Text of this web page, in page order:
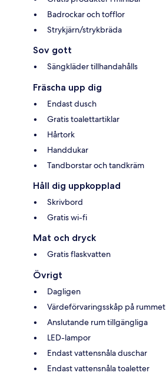
Badrockar och tofflor
Strykjärn/strykbräda
Sov gott
Sängkläder tillhandahålls
Fräscha upp dig
Endast dusch
Gratis toalettartiklar
Hårtork
Handdukar
Tandborstar och tandkräm
Håll dig uppkopplad
Skrivbord
Gratis wi-fi
Mat och dryck
Gratis flaskvatten
Övrigt
Dagligen
Värdeförvaringsskåp på rummet
Anslutande rum tillgängliga
LED-lampor
Endast vattensnåla duschar
Endast vattensnåla toaletter